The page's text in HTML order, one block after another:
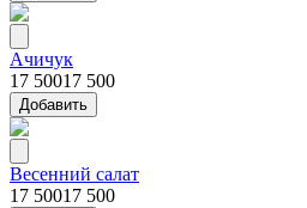
Ачичук
17 50017 500
Добавить
Весенний салат
17 50017 500